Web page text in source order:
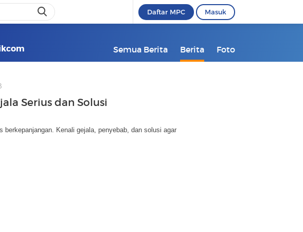
Daftar MPC Masuk
Semua Berita Berita Foto
Serius dan Solusi
berkepanjangan. Kenali gejala, penyebab, dan solusi agar